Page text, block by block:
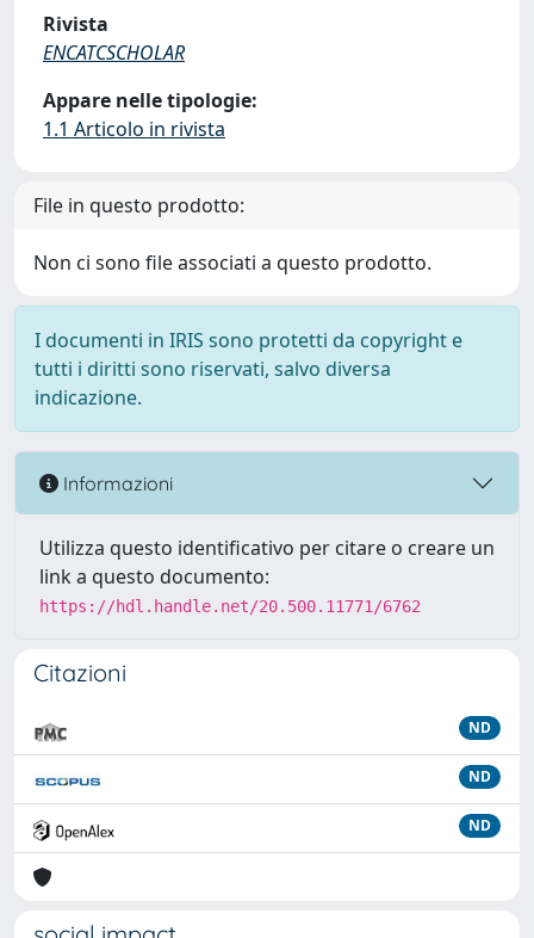
Rivista
ENCATCSCHOLAR
Appare nelle tipologie:
1.1 Articolo in rivista
File in questo prodotto:
Non ci sono file associati a questo prodotto.
I documenti in IRIS sono protetti da copyright e
tutti i diritti sono riservati, salvo diversa
indicazione.
Informazioni
Utilizza questo identificativo per citare o creare un
link a questo documento:
https://hdl.handle.net/20.500.11771/6762
Citazioni
ND
ND
ND